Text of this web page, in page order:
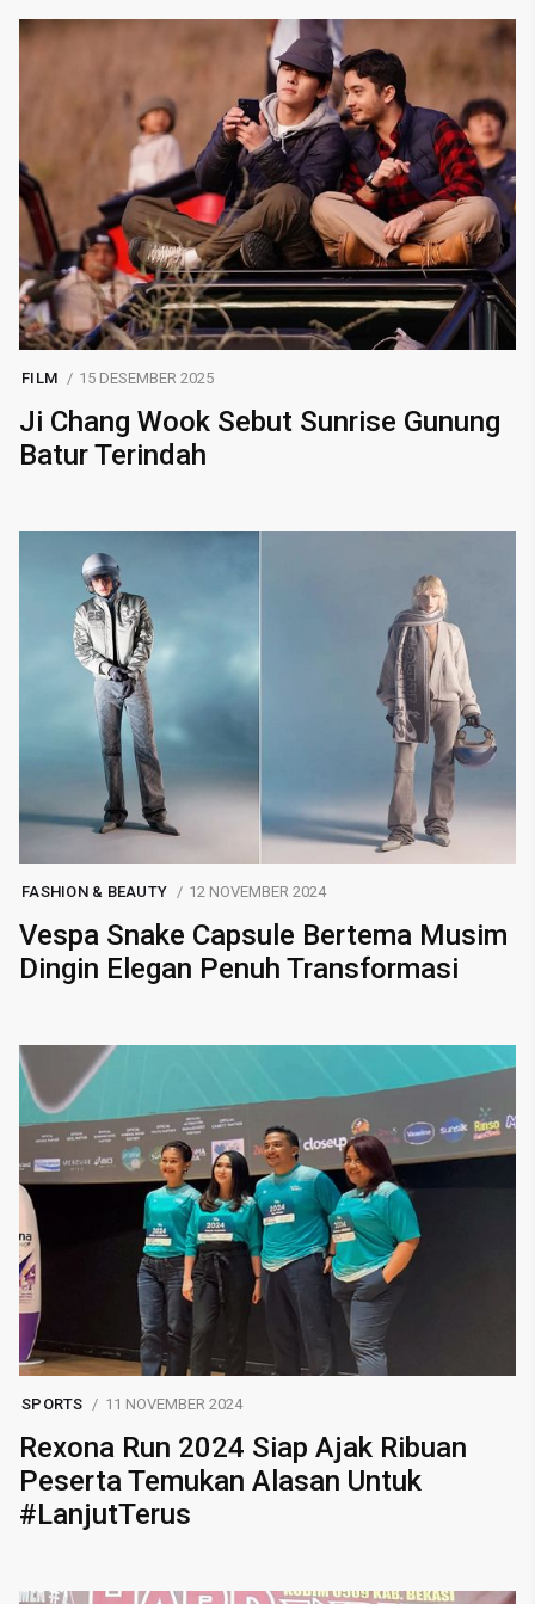
FILM 15 DESEMBER 2025
Ji Chang Wook Sebut Sunrise Gunung
Batur Terindah
FASHION & BEAUTY 12 NOVEMBER 2024
Vespa Snake Capsule Bertema Musim
Dingin Elegan Penuh Transformasi
SPORTS 11 NOVEMBER 2024
Rexona Run 2024 Siap Ajak Ribuan
Peserta Temukan Alasan Untuk
#LanjutTerus